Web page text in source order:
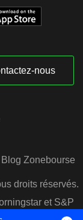
nous
Blog Zonebourse
droits réservés.
et S&P